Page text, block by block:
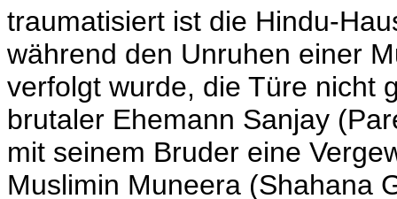
traumatisiert ist die Hindu-
während den Unruhen einer
verfolgt wurde, die Türe nicht
brutaler Ehemann Sanjay
mit seinem Bruder eine
Muslimin Muneera (Shahana